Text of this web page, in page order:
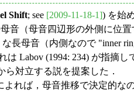
Shift; see [2009-11-18-1]) を始
音（母音四辺形の外側に位置
長母音（内側なので "inner
は Labov (1994: 234) が指摘
ら対立する説を提案した．
よれば，母音推移で決定的な